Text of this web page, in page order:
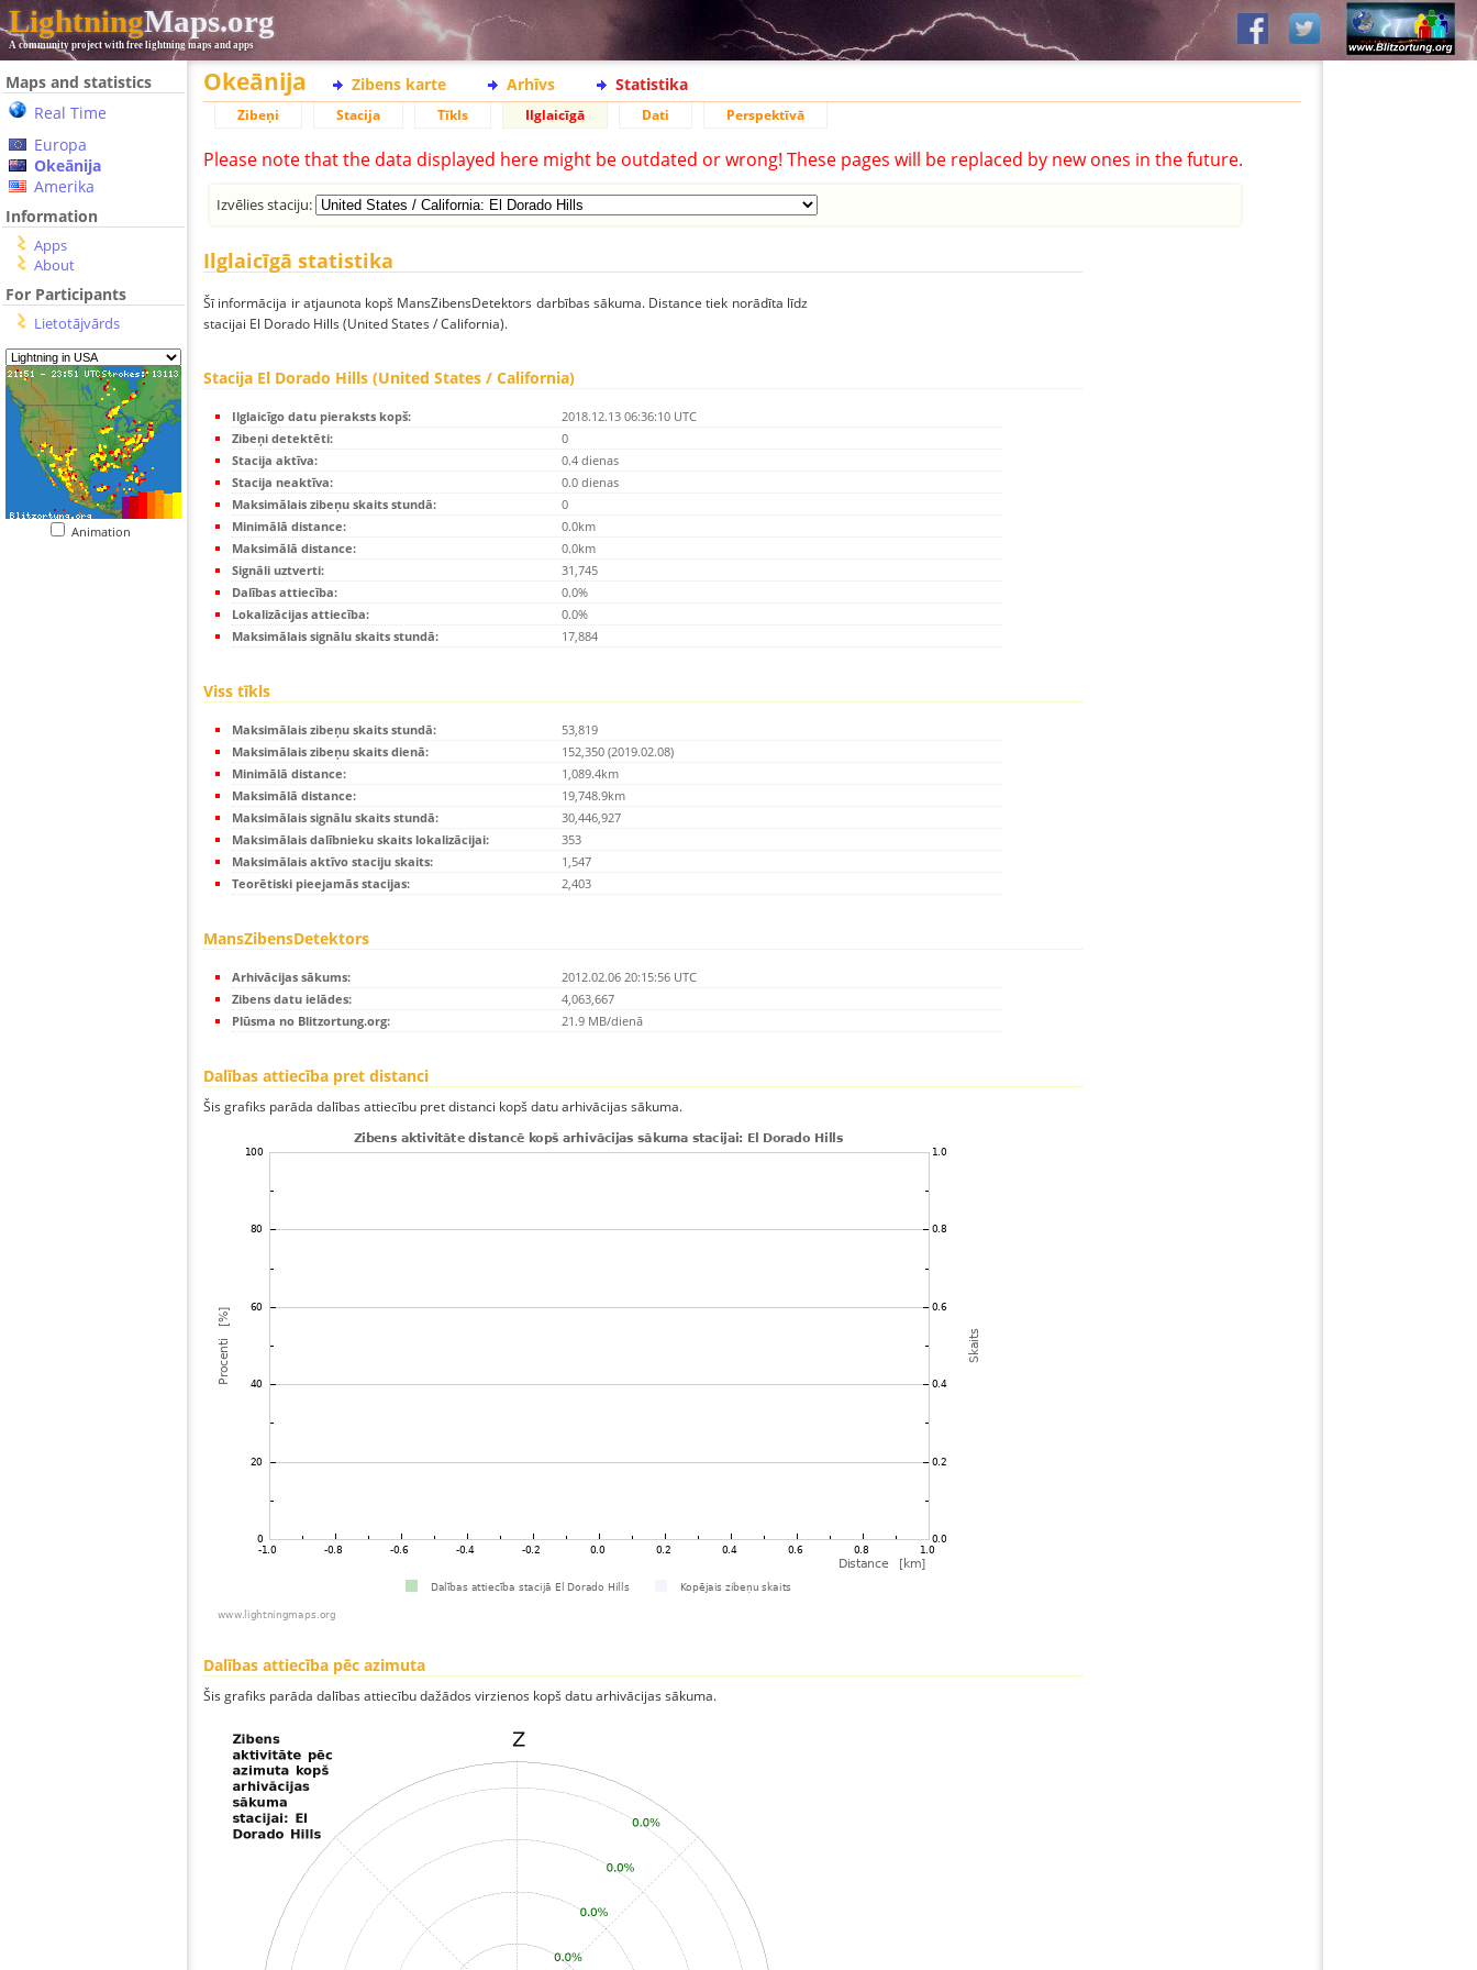
LightningMaps.org
A community project with free lightning maps and apps
Maps and statistics
Real Time
Europa
Okeānija
Amerika
Information
Apps
About
For Participants
Lietotājvārds
Animation
Okeānija Zibens karte Arhīvs Statistika
Zibeņi Stacija Tīkls Ilglaicīgā Dati Perspektīvā
Please note that the data displayed here might be outdated or wrong! These pages will be replaced by new ones in the future.
Izvēlies staciju:
Ilglaicīgā statistika
Šī informācija ir atjaunota kopš MansZibensDetektors darbības sākuma. Distance tiek norādīta līdz
stacijai El Dorado Hills (United States / California).
Stacija El Dorado Hills (United States / California)
Ilglaicīgo datu pieraksts kopš:
2018.12.13 06:36:10 UTC
Zibeņi detektēti:
0
Stacija aktīva:
0.4 dienas
Stacija neaktīva:
0.0 dienas
Maksimālais zibeņu skaits stundā:
0
Minimālā distance:
0.0km
Maksimālā distance:
0.0km
Signāli uztverti:
31,745
Dalības attiecība:
0.0%
Lokalizācijas attiecība:
0.0%
Maksimālais signālu skaits stundā:
17,884
Viss tīkls
Maksimālais zibeņu skaits stundā:
53,819
Maksimālais zibeņu skaits dienā:
152,350 (2019.02.08)
Minimālā distance:
1,089.4km
Maksimālā distance:
19,748.9km
Maksimālais signālu skaits stundā:
30,446,927
Maksimālais dalībnieku skaits lokalizācijai:
353
Maksimālais aktīvo staciju skaits:
1,547
Teorētiski pieejamās stacijas:
2,403
MansZibensDetektors
Arhivācijas sākums:
2012.02.06 20:15:56 UTC
Zibens datu ielādes:
4,063,667
Plūsma no Blitzortung.org:
21.9 MB/dienā
Dalības attiecība pret distanci
Šis grafiks parāda dalības attiecību pret distanci kopš datu arhivācijas sākuma.
Dalības attiecība pēc azimuta
Šis grafiks parāda dalības attiecību dažādos virzienos kopš datu arhivācijas sākuma.